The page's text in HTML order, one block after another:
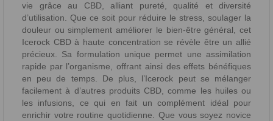
vie grâce au CBD, alliant pureté, qualité et diversité
d’utilisation. Que ce soit pour réduire le stress, soulager la
douleur ou simplement améliorer le bien-être général, cet
Icerock CBD à haute concentration se révèle être un allié
précieux. Sa formulation unique permet une assimilation
rapide par l’organisme, offrant ainsi des effets bénéfiques
en peu de temps. De plus, l’Icerock peut se mélanger
facilement à d’autres produits CBD, comme les huiles ou
les infusions, ce qui en fait un complément idéal pour
enrichir votre routine quotidienne. Que vous soyez novice